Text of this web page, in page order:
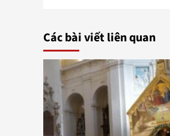
Các bài viết liên quan